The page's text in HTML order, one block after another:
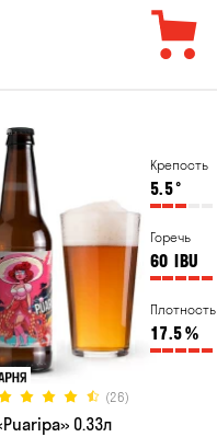
Крепость
5.5°
Горечь
60 IBU
Плотность
17.5%
(26)
0.33л